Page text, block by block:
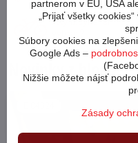
Novinky z blogu
Aký bicykel si
partnerom v EÚ, USA
„Prijať všetky
Súbory cookies na
Google Ads –
Nižšie môžete nájsť
Zásady